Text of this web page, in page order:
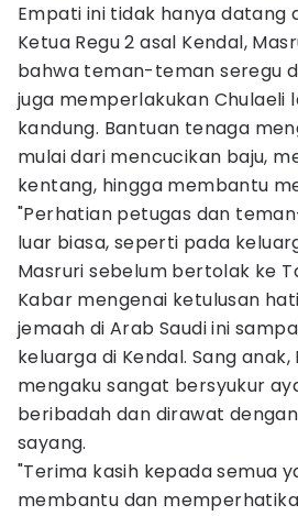
Empati ini tidak hanya datang
Ketua Regu 2 asal Kendal,
bahwa teman-teman seregu
juga memperlakukan Chulaeli
kandung. Bantuan tenaga
mulai dari mencucikan baju,
kentang, hingga membantu
"Perhatian petugas dan
luar biasa, seperti pada
Masruri sebelum bertolak ke
Kabar mengenai ketulusan
jemaah di Arab Saudi ini
keluarga di Kendal. Sang
mengaku sangat bersyukur
beribadah dan dirawat
sayang.
"Terima kasih kepada semua
membantu dan